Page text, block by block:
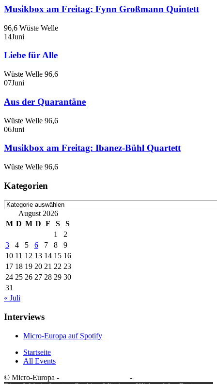
Musikbox am Freitag: Fynn Großmann Quintett
96,6 Wüste Welle
14Juni
Liebe für Alle
Wüste Welle 96,6
07Juni
Aus der Quarantäne
Wüste Welle 96,6
06Juni
Musikbox am Freitag: Ibanez-Bühl Quartett
Wüste Welle 96,6
Kategorien
Kategorien
August 2026
M D M D F S
S
1
2
3
4 5 6 7 8
9
10 11 12 13 14 15 16
17 18 19 20 21 22 23
24 25 26 27 28 29 30
31
« Juli
Interviews
Micro-Europa auf Spotify
Startseite
All Events
© Micro-Europa -
-